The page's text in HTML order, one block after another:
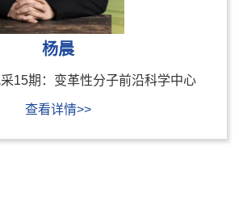
杨晨
15期：变革性分子前沿科学中心
查看详情>>